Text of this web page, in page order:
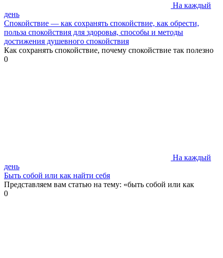
На каждый
день
Спокойствие — как сохранять спокойствие, как обрести,
польза спокойствия для здоровья, способы и методы
достижения душевного спокойствия
Как сохранять спокойствие, почему спокойствие так полезно
0
На каждый
день
Быть собой или как найти себя
Представляем вам статью на тему: «быть собой или как
0